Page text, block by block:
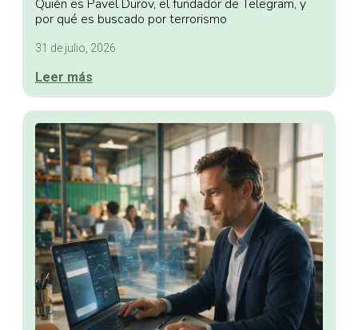
Quién es Pavel Durov, el fundador de Telegram, y
por qué es buscado por terrorismo
31 de julio, 2026
Leer más